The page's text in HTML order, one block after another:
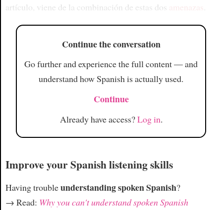
artículo, viene de la combinación de estas dos
amenazas
Continue the conversation
Go further and experience the full content — and
understand how Spanish is actually used.
Continue
Already have access?Log in.
Improve your Spanish listening skills
Having troubleunderstanding spoken Spanish?
→ Read: Why you can't understand spoken Spanish